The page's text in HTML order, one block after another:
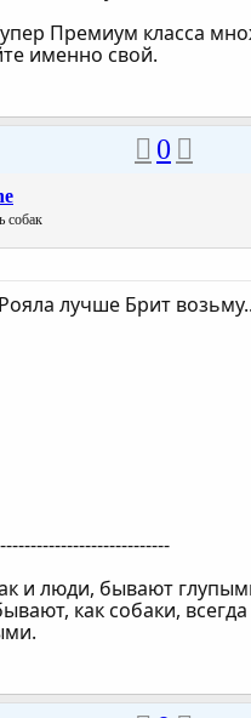
Премиум класса
именно свой.
0
собак
лучше Брит
и люди, бывают
как собаки,